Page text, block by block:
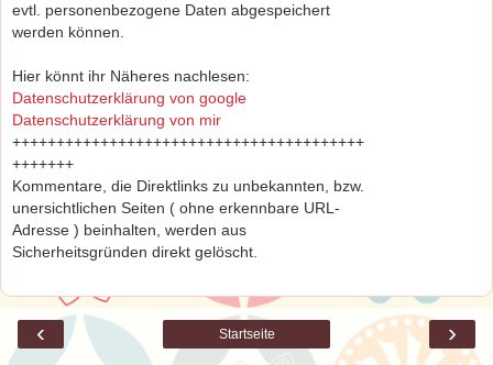
evtl. personenbezogene Daten abgespeichert
werden können.
Hier könnt ihr Näheres nachlesen:
Datenschutzerklärung von google
Datenschutzerklärung von mir
++++++++++++++++++++++++++++++++++++++++
+++++++
Kommentare, die Direktlinks zu unbekannten, bzw.
unersichtlichen Seiten ( ohne erkennbare URL-
Adresse ) beinhalten, werden aus
Sicherheitsgründen direkt gelöscht.
‹ ›
Startseite